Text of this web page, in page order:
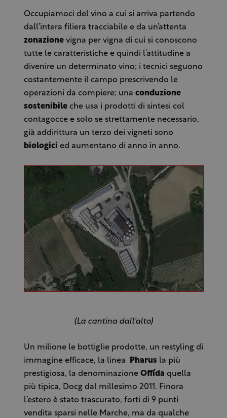
Occupiamoci del vino a cui si arriva partendo
dall’intera filiera tracciabile e da un’attenta
zonazionevigna per vigna di cui si conoscono
tutte le caratteristiche e quindi l’attitudine a
divenire un determinato vino; i tecnici seguono
costantemente il campo prescrivendo le
operazioni da compiere; una conduzione
sostenibileche usa i prodotti di sintesi col
contagocce e solo se strettamente necessario,
già addirittura un terzo dei vigneti sono
biologici ed aumentano di anno in anno.
(La cantina dall'alto)
Un milione le bottiglie prodotte, un restyling di
immagine efficace, la linea
Pharus la più
prestigiosa, la denominazione Offída quella
più tipica, Docg dal millesimo 2011. Finora
l’estero è stato trascurato, forti di 9 punti
vendita sparsi nelle Marche, ma da qualche